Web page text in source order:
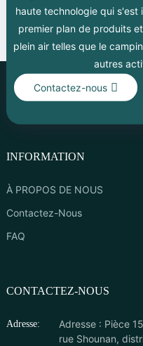
haute technologie qui s'est
premier plan de produits
plein air telles que le
autres
Contactez-nous
INFORMATION
À PROPOS DE NOUS
Contactez-Nous
FAQ
CONTACTEZ-NOUS
Adresse:
Adresse : Pièce
rue Shounan,